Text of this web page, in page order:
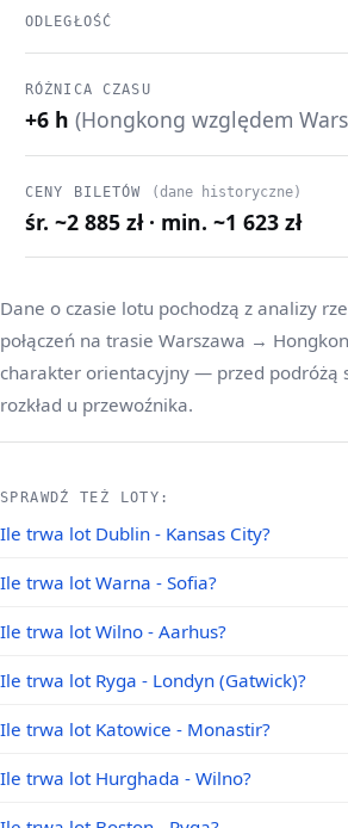
ODLEGŁOŚĆ
RÓŻNICA CZASU
+6 h (Hongkong względem
CENY BILETÓW (dane historyczne)
śr. ~2 885 zł · min. ~1 623 zł
Dane o czasie lotu pochodzą z analizy
połączeń na trasie Warszawa →
charakter orientacyjny — przed podróżą
rozkład u przewoźnika.
SPRAWDŹ TEŻ LOTY:
Ile trwa lot Dublin - Kansas City?
Ile trwa lot Warna - Sofia?
Ile trwa lot Wilno - Aarhus?
Ile trwa lot Ryga - Londyn (Gatwick)?
Ile trwa lot Katowice - Monastir?
Ile trwa lot Hurghada - Wilno?